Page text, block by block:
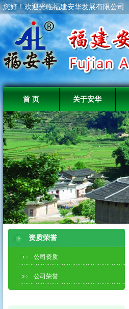
您好！欢迎光临福建安华发展有限公司
首 页 关于安华
资质荣誉
公司资质
公司荣誉